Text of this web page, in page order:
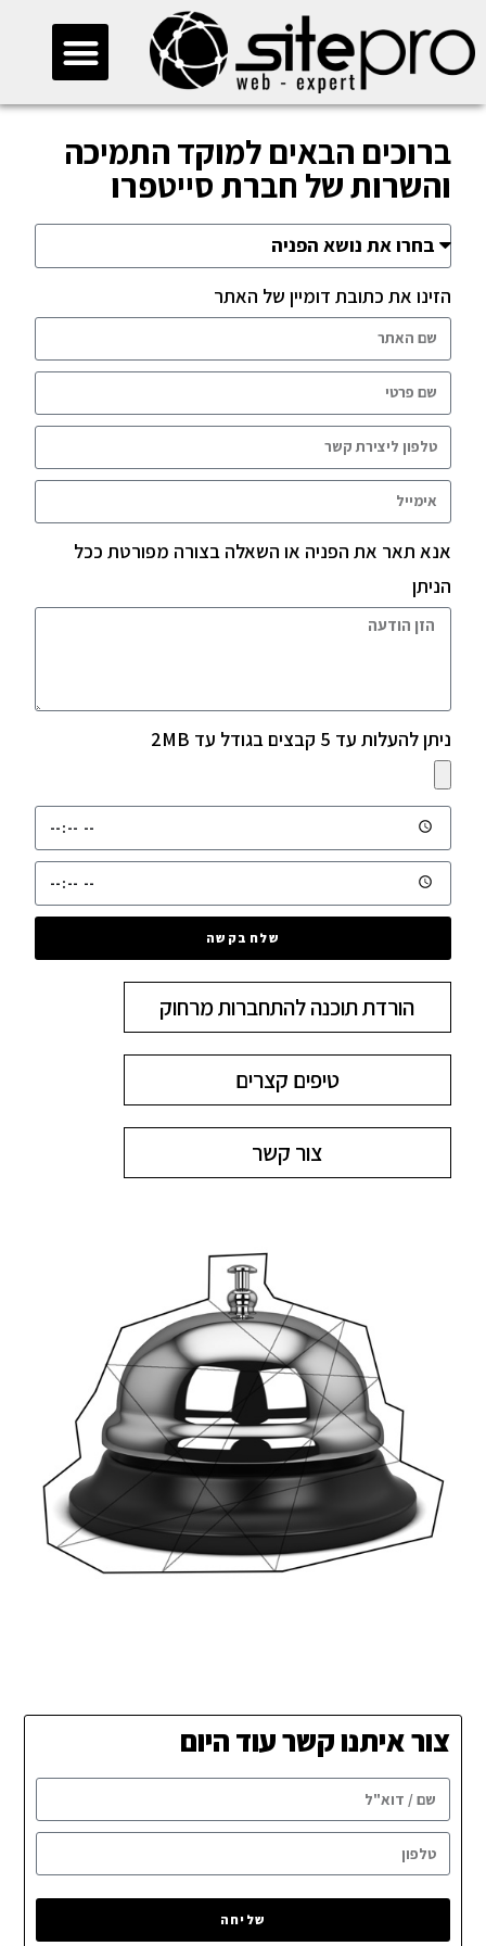
> קריאת שירות
ברוכים הבאים למוקד התמיכה
והשרות של חברת סייטפרו
הזינו את כתובת דומיין של האתר
אנא תאר את הפניה או השאלה בצורה מפורטת ככל
הניתן
ניתן להעלות עד 5 קבצים בגודל עד 2MB
שלח בקשה
הורדת תוכנה להתחברות מרחוק
טיפים קצרים
צור קשר
צור איתנו קשר עוד היום
שליחה